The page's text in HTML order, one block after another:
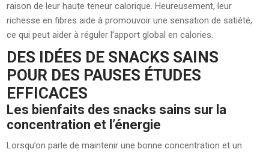
raison de leur haute teneur calorique. Heureusement, leur
richesse en fibres aide à promouvoir une sensation de satiété,
ce qui peut aider à réguler l’apport global en calories.
DES IDÉES DE SNACKS SAINS
POUR DES PAUSES ÉTUDES
EFFICACES
Les bienfaits des snacks sains sur la
concentration et l’énergie
Lorsqu’on parle de maintenir une bonne concentration et un